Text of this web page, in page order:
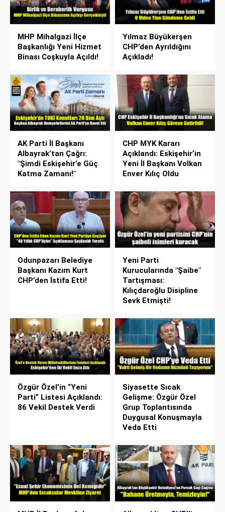
MHP Mihalgazi İlçe
Başkanlığı Yeni Hizmet
Binası Coşkuyla Açıldı!
Yılmaz Büyükerşen
CHP’den Ayrıldığını
Açıkladı!
AK Parti İl Başkanı
Albayrak’tan Çağrı:
"Şimdi Eskişehir’e Güç
Katma Zamanı!"
CHP MYK Kararı
Açıklandı: Eskişehir’in
Yeni İl Başkanı Volkan
Enver Kılıç Oldu
Odunpazarı Belediye
Başkanı Kazım Kurt
CHP’den İstifa Etti!
Yeni Parti
Kurucularında "Şaibe"
Tartışması:
Kılıçdaroğlu Disipline
Sevk Etmişti!
Özgür Özel’in “Yeni
Parti” Listesi Açıklandı:
86 Vekil Destek Verdi
Siyasette Sıcak
Gelişme: Özgür Özel
Grup Toplantısında
Duygusal Konuşmayla
Veda Etti